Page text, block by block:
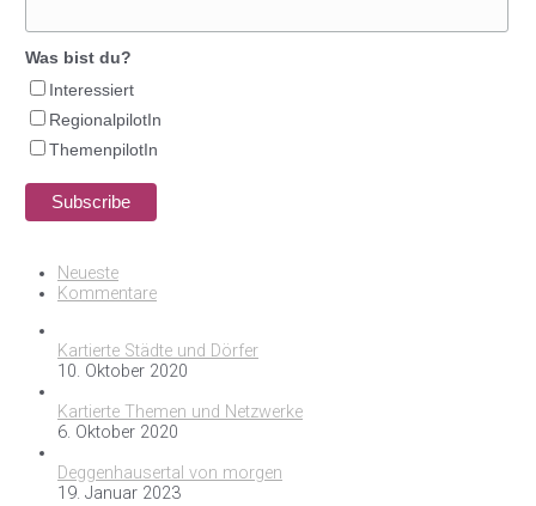
Was bist du?
Interessiert
RegionalpilotIn
ThemenpilotIn
Neueste
Kommentare
Kartierte Städte und Dörfer
10. Oktober 2020
Kartierte Themen und Netzwerke
6. Oktober 2020
Deggenhausertal von morgen
19. Januar 2023